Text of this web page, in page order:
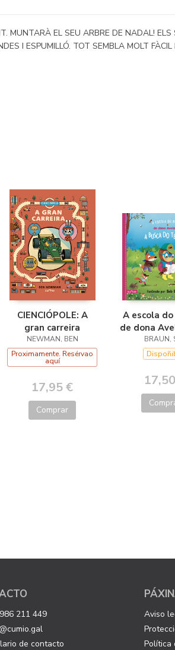
EL SEU ARBRE DE NADAL! ELS
I ESPUMILLÓ. TOT SEMBLA MOLT
CIENCIÓPOLE: A
gran carreira
NEWMAN, BEN
Proximamente. Resérvao
aquí
17,95 €
Comprar
A escola
de dona
busca do
BRAUN,
211 449
de contacto
Aviso
Política